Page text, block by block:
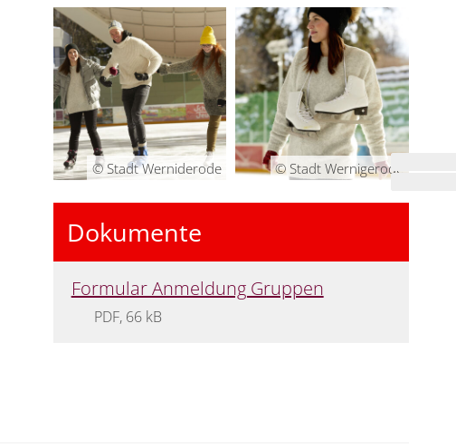
© Stadt Werniderode © Stadt Wernigerode
Dokumente
Formular Anmeldung Gruppen
PDF, 66 kB